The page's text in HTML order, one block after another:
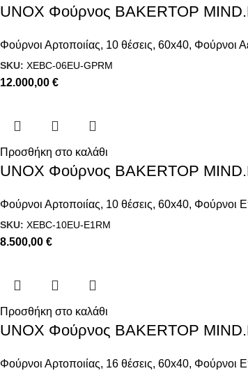
UNOX Φούρνος BAKERTOP
Φούρνοι Αρτοποιίας, 10 θέσεις, 60x40, Φούρνοι
SKU: XEBC-06EU-GPRM
12.000,00 €
Προσθήκη στο καλάθι
UNOX Φούρνος BAKERTOP
Φούρνοι Αρτοποιίας, 10 θέσεις, 60x40, Φούρνοι
SKU: XEBC-10EU-E1RM
8.500,00 €
Προσθήκη στο καλάθι
UNOX Φούρνος BAKERTOP
Φούρνοι Αρτοποιίας, 16 θέσεις, 60x40, Φούρνοι